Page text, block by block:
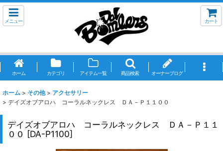
メニュー カート
ホーム カテゴリ アイテム一覧 商品検索 オーナーブログ
ホーム > その他 > アクセサリー
> デイズオブアロハ コーラルネックレス ＤＡ－Ｐ１１００
デイズオブアロハ コーラルネックレス ＤＡ－Ｐ１１
００ [DA-P1100]